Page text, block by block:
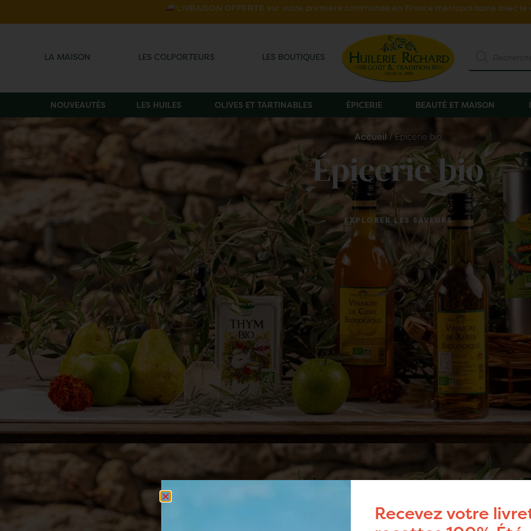
LIVRAISON OFFERTE sur votre première commande en France métropolitaine avec le
LA MAISON LES COLPORTEURS LES BOUTIQUES
NOUVEAUTÉS LES HUILES OLIVES ET TARTINABLES ÉPICERIE BEAUTÉ ET MAISON
Accueil / Épicerie bio
Épicerie bio
EXPLORER LES SAVEURS
Recevez votre